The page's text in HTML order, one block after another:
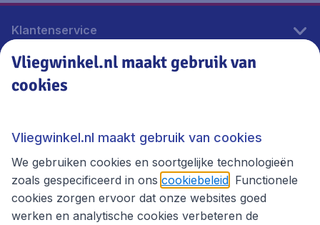
Klantenservice
Vliegwinkel.nl
Thema's
Vliegwinkel.nl maakt gebruik van
cookies
Vliegwinkel.nl maakt gebruik van cookies
We gebruiken cookies en soortgelijke technologieën
zoals gespecificeerd in ons cookiebeleid . Functionele
cookies zorgen ervoor dat onze websites goed
werken en analytische cookies verbeteren de